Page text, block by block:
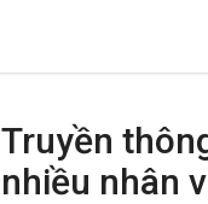
Truyền
nhiều nhân